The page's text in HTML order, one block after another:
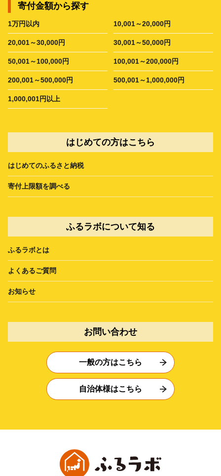
寄付金額から探す
1万円以内 10,001～20,000円
20,001～30,000円 30,001～50,000円
50,001～100,000円 100,001～200,000円
200,001～500,000円 500,001～1,000,000円
1,000,001円以上
はじめての方はこちら
はじめてのふるさと納税
寄付上限額を調べる
ふるラボについて知る
ふるラボとは
よくあるご質問
お知らせ
お問い合わせ
一般の方はこちら
自治体様はこちら